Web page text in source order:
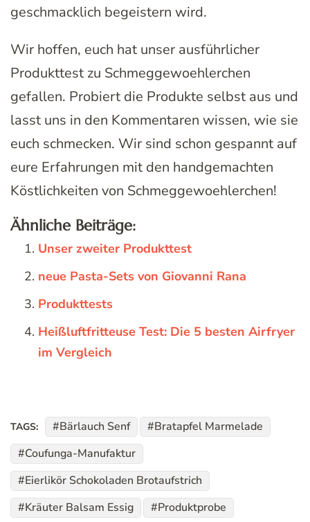
geschmacklich begeistern wird.
Wir hoffen, euch hat unser ausführlicher
Produkttest zu Schmeggewoehlerchen
gefallen. Probiert die Produkte selbst aus und
lasst uns in den Kommentaren wissen, wie sie
euch schmecken. Wir sind schon gespannt auf
eure Erfahrungen mit den handgemachten
Köstlichkeiten von Schmeggewoehlerchen!
Ähnliche Beiträge:
Unser zweiter Produkttest
neue Pasta-Sets von Giovanni Rana
Produkttests
Heißluftfritteuse Test: Die 5 besten Airfryer
im Vergleich
TAGS: Bärlauch Senf
Bratapfel Marmelade
Coufunga-Manufaktur
Eierlikör Schokoladen Brotaufstrich
Kräuter Balsam Essig
Produktprobe